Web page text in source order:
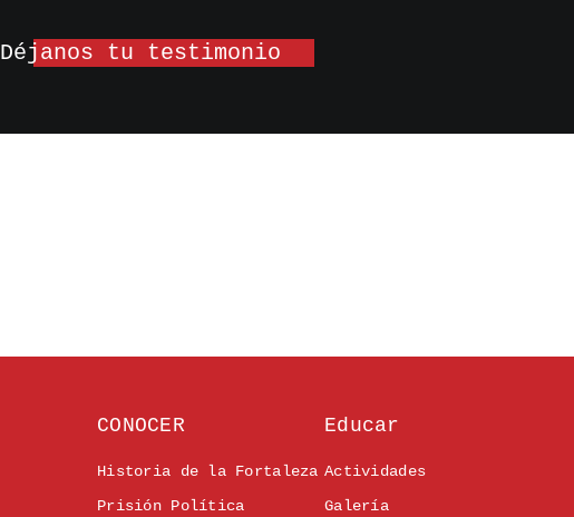
Déjanos tu testimonio
CONOCER
Historia de la Fortaleza
Prisión Política
Educar
Actividades
Galería